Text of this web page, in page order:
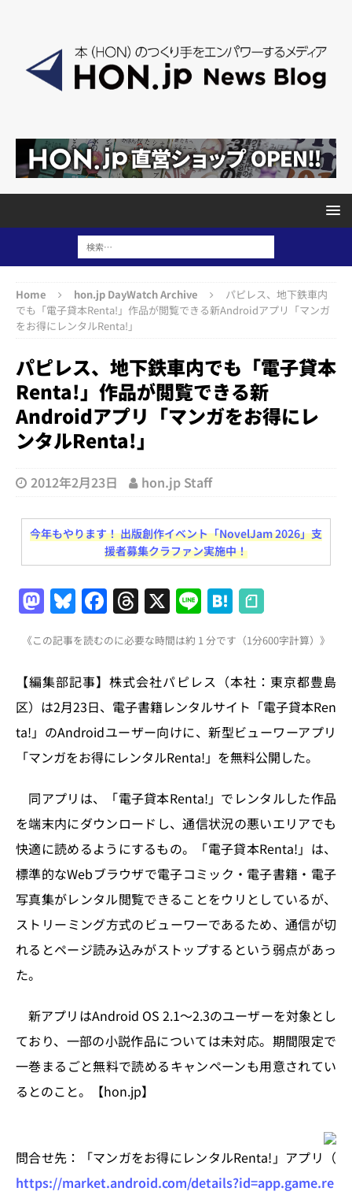
Home hon.jp DayWatch Archive
パピレス、地下鉄車内
でも「電子貸本Renta!」作品が閲覧できる新Androidアプリ「マンガ
をお得にレンタルRenta!」
パピレス、地下鉄車内でも「電子貸本
Renta!」作品が閲覧できる新
Androidアプリ「マンガをお得にレ
ンタルRenta!」
2012年2月23日 hon.jp Staff
今年もやります！ 出版創作イベント「NovelJam 2026」支
援者募集クラファン実施中！
M
a
st
o
d
o
n
Bl
u
e
s
k
y
F
a
c
e
b
o
o
T
h
re
a
d
s
X Li
n
e
H
at
e
n
a
《この記事を読むのに必要な時間は約 1 分です（1分600字計算）》
【編集部記事】株式会社パピレス（本社：東京都豊島
区）は2月23日、電子書籍レンタルサイト「電子貸本Ren
ta!」のAndroidユーザー向けに、新型ビューワーアプリ
「マンガをお得にレンタルRenta!」を無料公開した。
同アプリは、「電子貸本Renta!」でレンタルした作品
を端末内にダウンロードし、通信状況の悪いエリアでも
快適に読めるようにするもの。「電子貸本Renta!」は、
標準的なWebブラウザで電子コミック・電子書籍・電子
写真集がレンタル閲覧できることをウリとしているが、
ストリーミング方式のビューワーであるため、通信が切
れるとページ読み込みがストップするという弱点があっ
た。
新アプリはAndroid OS 2.1〜2.3のユーザーを対象とし
ており、一部の小説作品については未対応。期間限定で
一巻まるごと無料で読めるキャンペーンも用意されてい
るとのこと。【hon.jp】
問合せ先：「マンガをお得にレンタルRenta!」アプリ（
https://market.android.com/details?id=app.game.re